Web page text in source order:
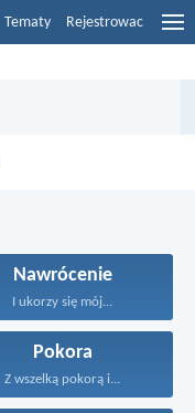
Tematy Rejestrowac
Nawrócenie
I ukorzy się mój...
Pokora
Z wszelką pokorą i...